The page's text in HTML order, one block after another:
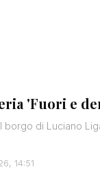
'Fuori e
borgo di Luciano
14:51